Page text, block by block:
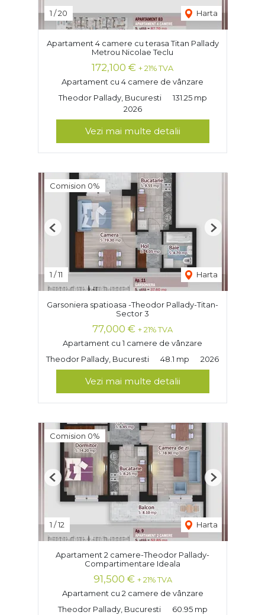
1 /20 Harta
Apartament 4 camere cu terasa Titan Pallady
Metrou Nicolae Teclu
172,100 € + 21% TVA
Apartament cu 4 camere de vânzare
Theodor Pallady, Bucuresti
131.25 mp
2026
Vezi mai multe detalii
Comision 0%
1 /11 Harta
Previous Next
Garsoniera spatioasa -Theodor Pallady-Titan-
Sector 3
77,000 € + 21% TVA
Apartament cu 1 camere de vânzare
Theodor Pallady, Bucuresti
48.1 mp 2026
Vezi mai multe detalii
Comision 0%
1 /12 Harta
Previous Next
Apartament 2 camere-Theodor Pallady-
Compartimentare Ideala
91,500 € + 21% TVA
Apartament cu 2 camere de vânzare
Theodor Pallady, Bucuresti
60.95 mp